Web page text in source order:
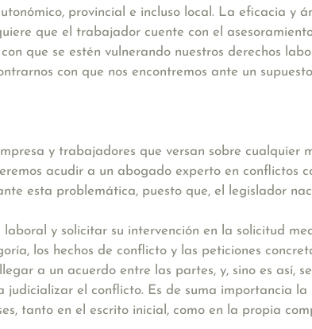
provincial e incluso local. La eficacia y
que el trabajador cuente con el
que se estén vulnerando nuestros derechos
con que nos encontremos ante un
y trabajadores que versan sobre cualquier
acudir a un abogado experto en conflictos
esta problemática, puesto que, el legislador
y solicitar su intervención en la solicitud
los hechos de conflicto y las peticiones
a un acuerdo entre las partes, y, sino es así,
el conflicto. Es de suma importancia la
tanto en el escrito inicial, como en la propia